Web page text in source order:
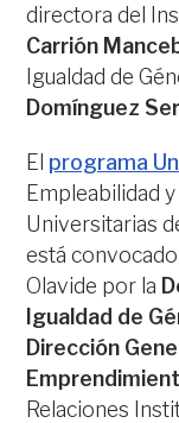
directora del
Carrión
Igualdad de
Domínguez
El programa
Empleabilidad
Universitarias
está
Olavide por la
Igualdad de
Dirección
Relaciones